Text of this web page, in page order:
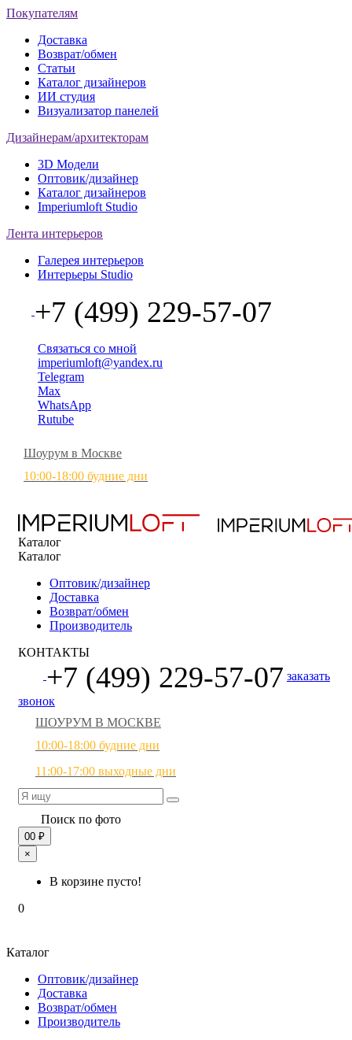
Покупателям
Доставка
Возврат/обмен
Статьи
Каталог дизайнеров
ИИ студия
Визуализатор панелей
Дизайнерам/архитекторам
3D Модели
Оптовик/дизайнер
Каталог дизайнеров
Imperiumloft Studio
Лента интерьеров
Галерея интерьеров
Интерьеры Studio
+7 (499) 229-57-07
Связаться со мной
imperiumloft@yandex.ru
Telegram
Max
WhatsApp
Rutube
Шоурум в Москве
10:00-18:00 будние дни
Каталог
Каталог
Оптовик/дизайнер
Доставка
Возврат/обмен
Производитель
КОНТАКТЫ
+7 (499) 229-57-07 заказать
звонок
ШОУРУМ В МОСКВЕ
10:00-18:00 будние дни
11:00-17:00 выходные дни
Поиск по фото
00 ₽
×
В корзине пусто!
0
Каталог
Оптовик/дизайнер
Доставка
Возврат/обмен
Производитель